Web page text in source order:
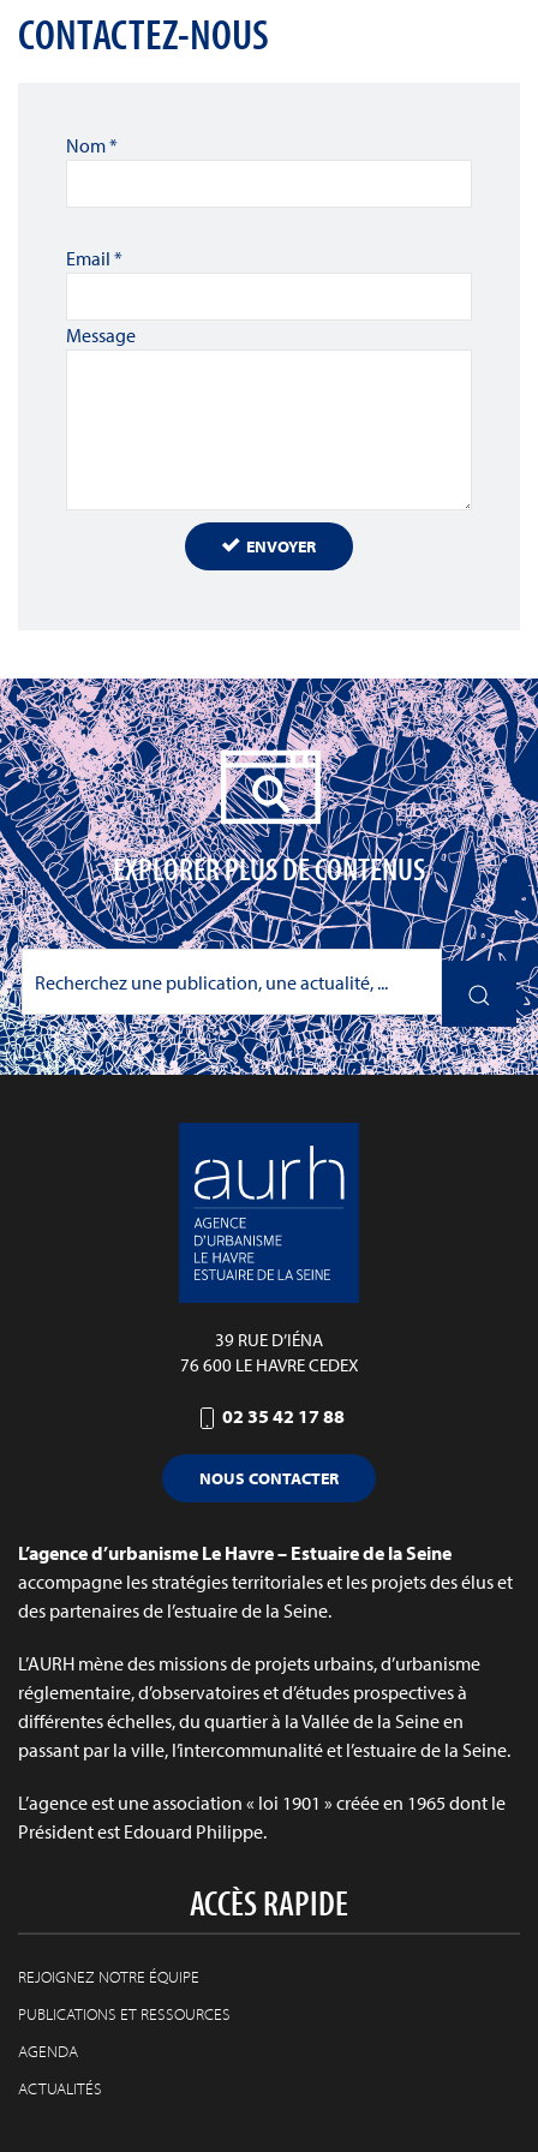
CONTACTEZ-NOUS
Nom*
Email *
Message
ENVOYER
EXPLORER PLUS DE CONTENUS
39 RUE D’IÉNA
76 600 LE HAVRE CEDEX
02 35 42 17 88
NOUS CONTACTER
L’agence d’urbanisme Le Havre – Estuaire de la Seine
accompagne les stratégies territoriales et les projets des élus et
des partenaires de l’estuaire de la Seine.
L’AURH mène des missions de projets urbains, d’urbanisme
réglementaire, d’observatoires et d’études prospectives à
différentes échelles, du quartier à la Vallée de la Seine en
passant par la ville, l’intercommunalité et l’estuaire de la Seine.
L’agence est une association « loi 1901 » créée en 1965 dont le
Président est Edouard Philippe.
ACCÈS RAPIDE
REJOIGNEZ NOTRE ÉQUIPE
PUBLICATIONS ET RESSOURCES
AGENDA
ACTUALITÉS